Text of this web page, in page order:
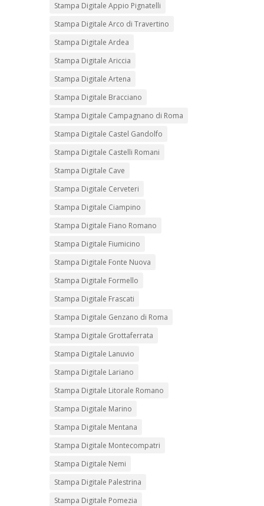
Stampa Digitale Appio Pignatelli
Stampa Digitale Arco di Travertino
Stampa Digitale Ardea
Stampa Digitale Ariccia
Stampa Digitale Artena
Stampa Digitale Bracciano
Stampa Digitale Campagnano di Roma
Stampa Digitale Castel Gandolfo
Stampa Digitale Castelli Romani
Stampa Digitale Cave
Stampa Digitale Cerveteri
Stampa Digitale Ciampino
Stampa Digitale Fiano Romano
Stampa Digitale Fiumicino
Stampa Digitale Fonte Nuova
Stampa Digitale Formello
Stampa Digitale Frascati
Stampa Digitale Genzano di Roma
Stampa Digitale Grottaferrata
Stampa Digitale Lanuvio
Stampa Digitale Lariano
Stampa Digitale Litorale Romano
Stampa Digitale Marino
Stampa Digitale Mentana
Stampa Digitale Montecompatri
Stampa Digitale Nemi
Stampa Digitale Palestrina
Stampa Digitale Pomezia